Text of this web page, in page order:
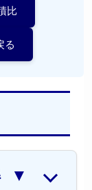
比
る
▼